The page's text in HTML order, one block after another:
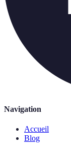
Navigation
Accueil
Blog